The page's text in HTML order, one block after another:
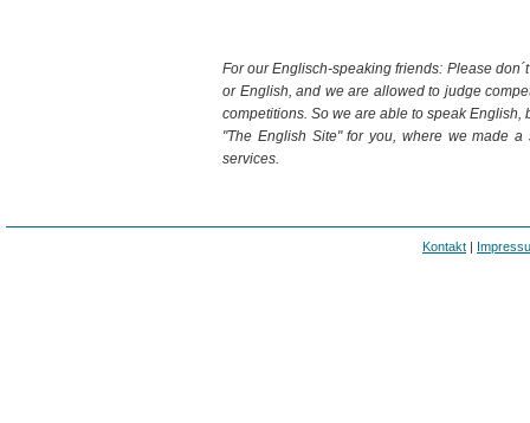
For our Englisch-speaking friends: Please
or English, and we are allowed to judge
competitions. So we are able to speak English,
"The English Site" for you, where we made
services.
Kontakt |